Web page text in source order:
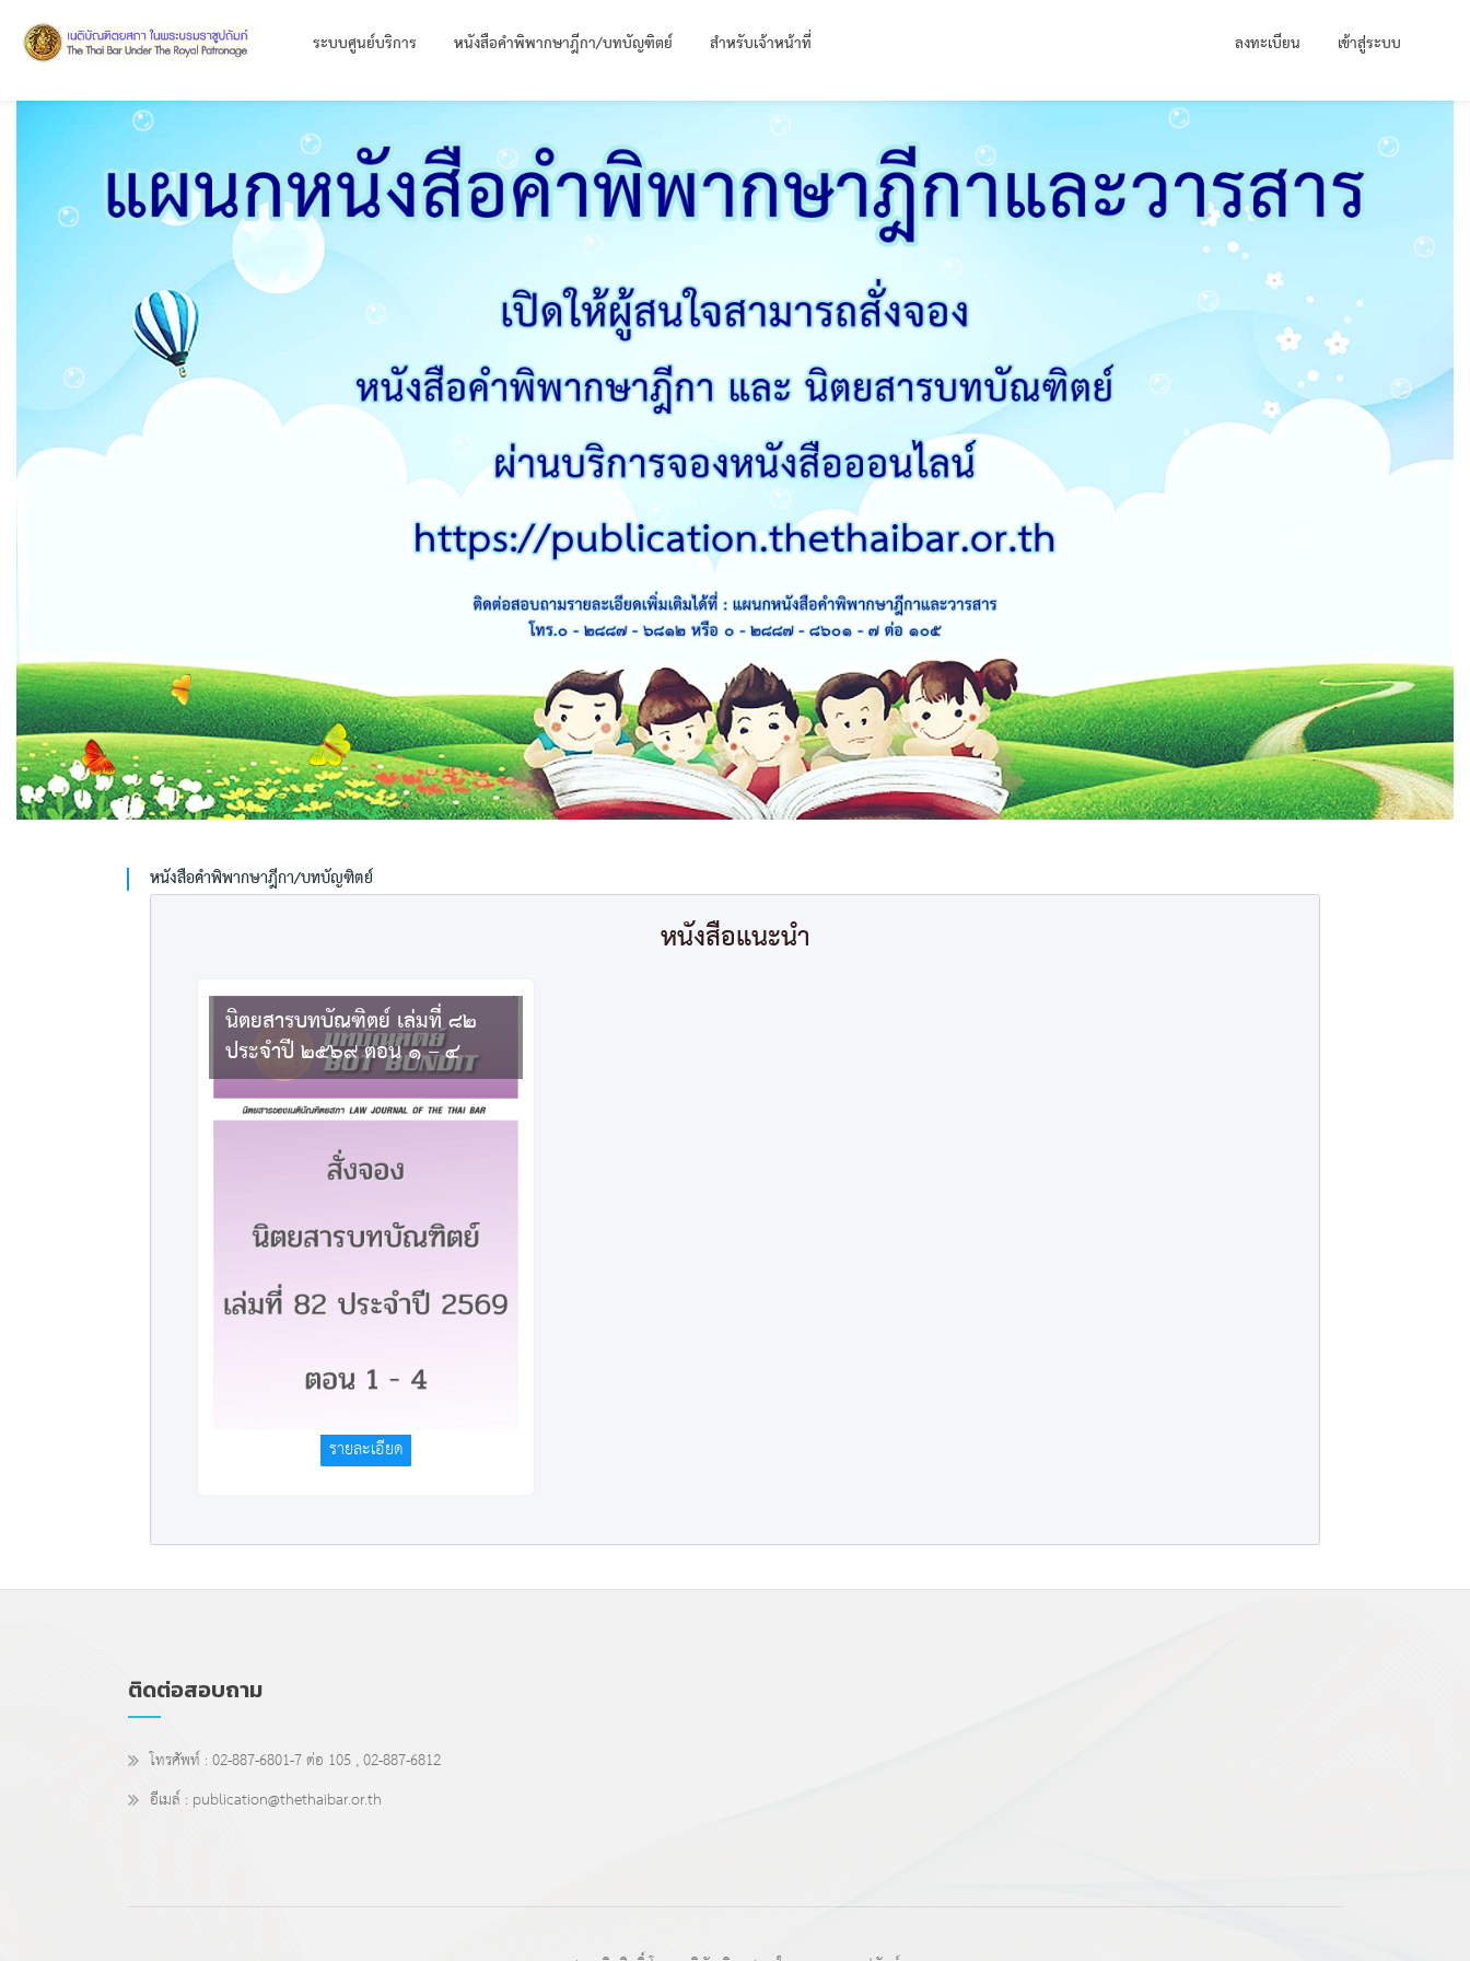
ระบบศูนย์บริการ หนังสือคำพิพากษาฎีกา/บทบัญฑิตย์ สำหรับเจ้าหน้าที่ ลงทะเบียน เข้าสู่ระบบ
หนังสือคำพิพากษาฎีกา/บทบัญฑิตย์
หนังสือแนะนำ
นิตยสารบทบัณฑิตย์ เล่มที่ ๘๒
ประจำปี ๒๕๖๙ ตอน ๑ – ๔
ราคารับเอง600 บาท
รายละเอียด
ติดต่อสอบถาม
โทรศัพท์ : 02-887-6801-7 ต่อ 105 , 02-887-6812
อีเมล์ : publication@thethaibar.or.th